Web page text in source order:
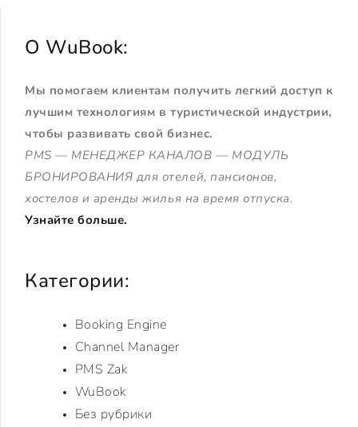
О WuBook:
Мы помогаем клиентам получить легкий доступ к
лучшим технологиям в туристической индустрии,
чтобы развивать свой бизнес.
PMS — МЕНЕДЖЕР КАНАЛОВ — МОДУЛЬ
БРОНИРОВАНИЯ для отелей, пансионов,
хостелов и аренды жилья на время отпуска.
Узнайте больше.
Категории:
Booking Engine
Channel Manager
PMS Zak
WuBook
Без рубрики